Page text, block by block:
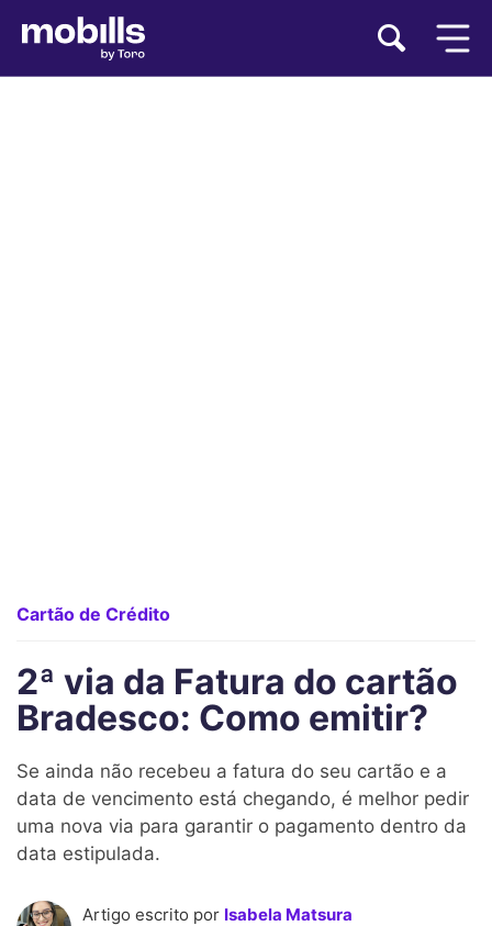
Cartão de Crédito
2ª via da Fatura do cartão
Bradesco: Como emitir?
Se ainda não recebeu a fatura do seu cartão e a
data de vencimento está chegando, é melhor pedir
uma nova via para garantir o pagamento dentro da
data estipulada.
Artigo escrito por Isabela Matsura